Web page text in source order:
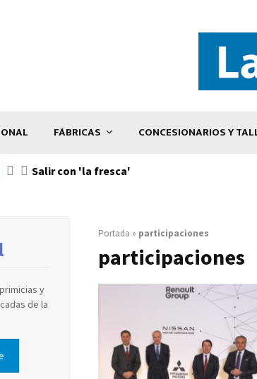
FÁBRICAS CONCESIONARIOS Y
Salir con 'la fresca'
Portada » participaciones
participaciones
y
de la